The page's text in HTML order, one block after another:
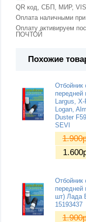
QR код, СБП, МИР,
Оплата наличными
Оплату активируем
ПОЧТОЙ
Похожие
Отбойник
передней
Largus,
Logan,
Duster
SEVI
1.900
1.600
Отбойник
передней
шт) Лада
15193437
1.900